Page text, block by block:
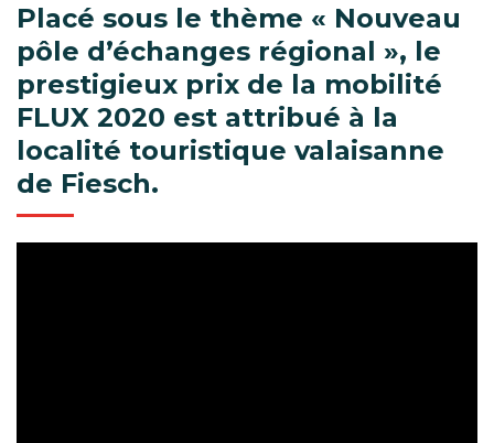
Placé sous le thème « Nouveau
pôle d’échanges régional », le
prestigieux prix de la mobilité
FLUX 2020 est attribué à la
localité touristique valaisanne
de Fiesch.